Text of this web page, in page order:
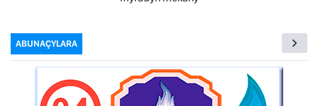
ABUNAÇYLARA